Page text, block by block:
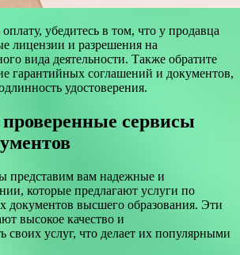
убедитесь в том, что у продавца
лицензии и разрешения на
вида деятельности. Также обратите
гарантийных соглашений и документов,
удостоверения.
сервисы
представим вам надежные и
которые предлагают услуги по
документов высшего образования. Эти
высокое качество и
своих услуг, что делает их популярными